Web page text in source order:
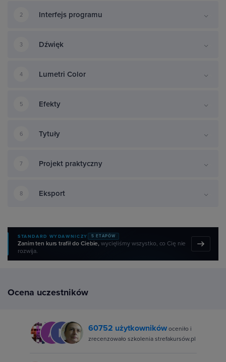
2 Interfejs programu
3 Dźwięk
4 Lumetri Color
5 Efekty
6 Tytuły
7 Projekt praktyczny
8 Eksport
STANDARD WYDAWNICZY 5 ETAPÓW
Zanim ten kurs trafił do Ciebie,wycięliśmy wszystko, co Cię nie
rozwija.
Ocena uczestników
60752 użytkownikówoceniło i
zrecenzowało szkolenia strefakursów.pl